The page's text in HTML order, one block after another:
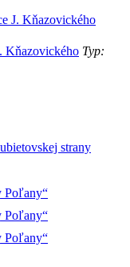
Kňazovického Typ:
strany